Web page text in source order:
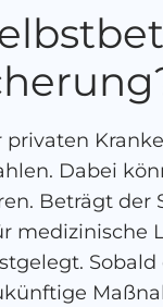
Dabei
Beträgt der